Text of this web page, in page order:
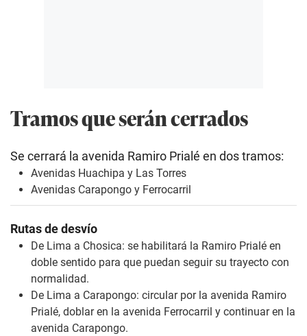
Tramos que serán cerrados
Se cerrará la avenida Ramiro Prialé en dos tramos:
Avenidas Huachipa y Las Torres
Avenidas Carapongo y Ferrocarril
Rutas de desvío
De Lima a Chosica: se habilitará la Ramiro Prialé en
doble sentido para que puedan seguir su trayecto con
normalidad.
De Lima a Carapongo: circular por la avenida Ramiro
Prialé, doblar en la avenida Ferrocarril y continuar en la
avenida Carapongo.